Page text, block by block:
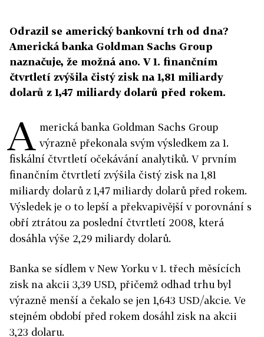
Odrazil se americký bankovní trh od dna?
Americká banka Goldman Sachs Group
naznačuje, že možná ano. V 1. finančním
čtvrtletí zvýšila čistý zisk na 1,81 miliardy
dolarů z 1,47 miliardy dolarů před rokem.
A merická banka Goldman Sachs Group
výrazně překonala svým výsledkem za 1.
fiskální čtvrtletí očekávání analytiků. V prvním
finančním čtvrtletí zvýšila čistý zisk na 1,81
miliardy dolarů z 1,47 miliardy dolarů před rokem.
Výsledek je o to lepší a překvapivější v porovnání s
obří ztrátou za poslední čtvrtletí 2008, která
dosáhla výše 2,29 miliardy dolarů.
Banka se sídlem v New Yorku v 1. třech měsících
zisk na akcii 3,39 USD, přičemž odhad trhu byl
výrazně menší a čekalo se jen 1,643 USD/akcie. Ve
stejném období před rokem dosáhl zisk na akcii
3,23 dolaru.